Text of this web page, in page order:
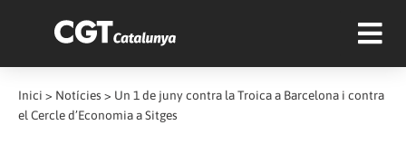
Inici > Notícies > Un 1 de juny contra la Troica a Barcelona i contra
el Cercle d’Economia a Sitges